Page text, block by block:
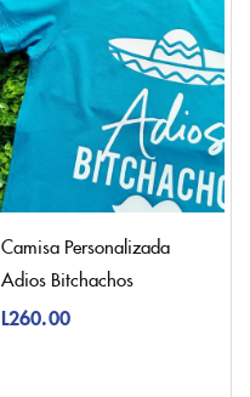
Camisa Personalizada
Adios Bitchachos
L260.00